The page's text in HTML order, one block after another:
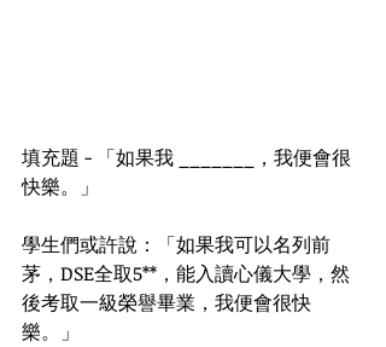
填充題 - 「如果我 _______，我便會很
快樂。」
學生們或許說：「如果我可以名列前
茅，DSE全取5**，能入讀心儀大學，然
後考取一級榮譽畢業，我便會很快
樂。」